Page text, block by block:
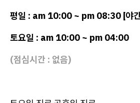
평일 : am 10:00 ~ pm 08:30 [야
토요일 : am 10:00 ~ pm 04:00
(점심시간 : 없음)